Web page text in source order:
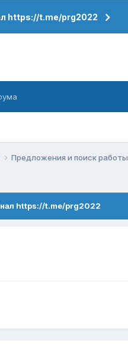
https://t.me/prg2022
Предложения и поиск работы
https://t.me/prg2022